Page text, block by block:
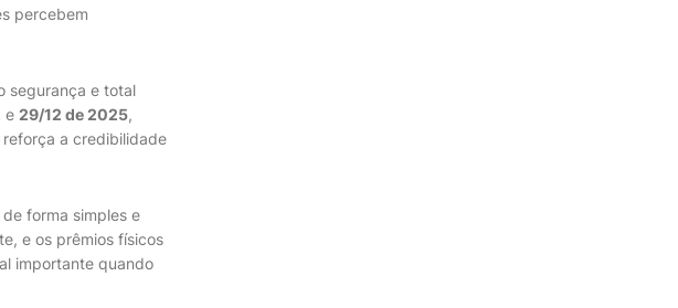
percebem
segurança e total
e 29/12 de 2025,
reforça a credibilidade
forma simples e
e os prêmios físicos
importante quando